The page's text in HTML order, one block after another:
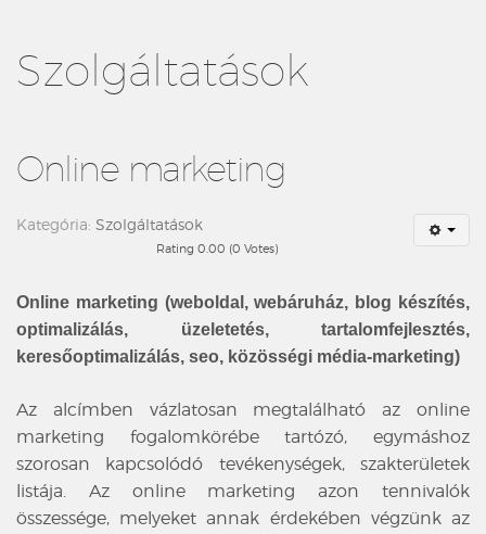
Szolgáltatások
Online marketing
Kategória: Szolgáltatások
Rating 0.00 (0 Votes)
Online marketing (weboldal, webáruház, blog készítés,
optimalizálás, üzeletetés, tartalomfejlesztés,
keresőoptimalizálás, seo, közösségi média-marketing)
Az alcímben vázlatosan megtalálható az online
marketing fogalomkörébe tartózó, egymáshoz
szorosan kapcsolódó tevékenységek, szakterületek
listája. Az online marketing azon tennivalók
összessége, melyeket annak érdekében végzünk az